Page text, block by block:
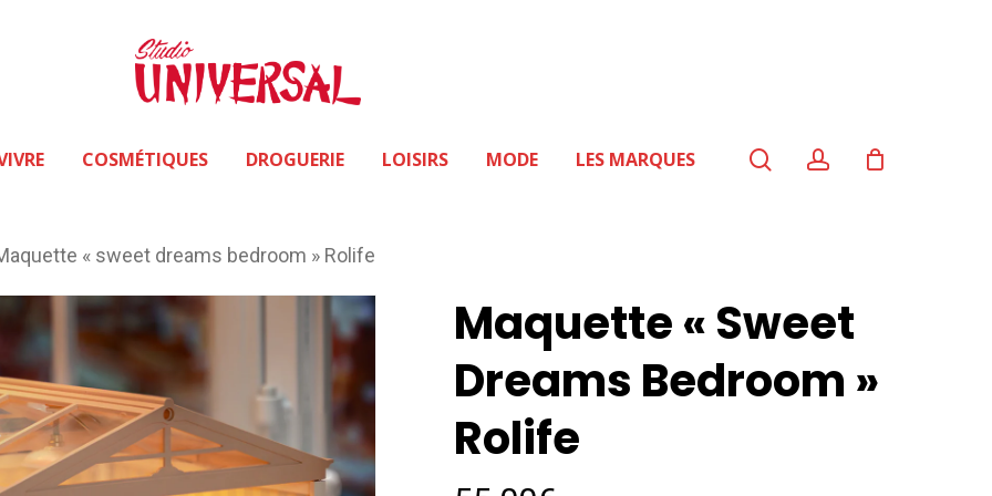
COSMÉTIQUES DROGUERIE LOISIRS MODE LES MARQUES searchaccount
« sweet dreams bedroom » Rolife
Maquette « Sweet
Dreams Bedroom »
Rolife